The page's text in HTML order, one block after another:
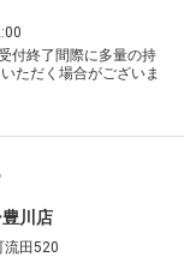
付終了間際に多量の持
ただく場合がございま
川店
流田520